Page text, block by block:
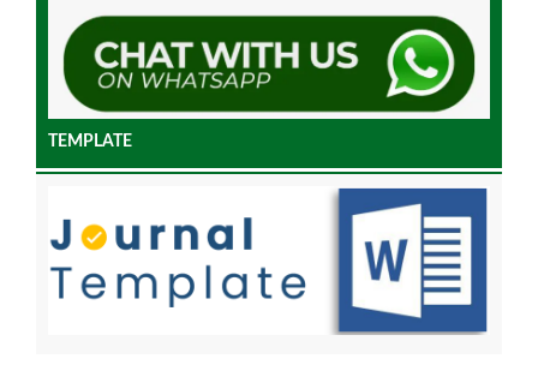
TEMPLATE